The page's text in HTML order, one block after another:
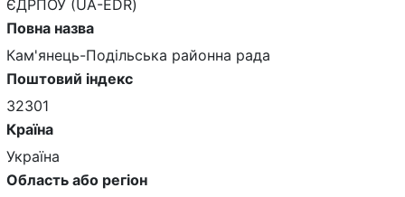
ЄДРПОУ (UA-EDR)
Повна назва
Кам'янець-Подільська районна рада
Поштовий індекс
32301
Країна
Україна
Область або регіон